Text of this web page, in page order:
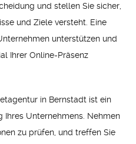
und stellen Sie sicher,
und Ziele versteht. Eine
unterstützen und
Ihrer Online-Präsenz
in Bernstadt ist ein
Unternehmens. Nehmen
zu prüfen, und treffen Sie